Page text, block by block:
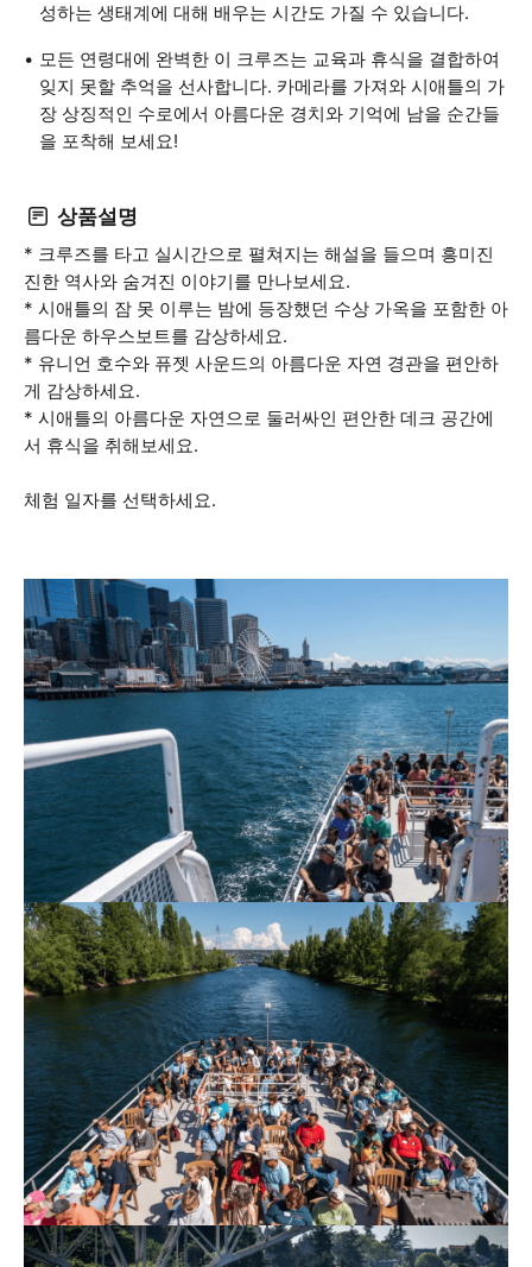
성하는 생태계에 대해 배우는 시간도 가질 수 있습니다.
모든 연령대에 완벽한 이 크루즈는 교육과 휴식을 결합하여
잊지 못할 추억을 선사합니다. 카메라를 가져와 시애틀의 가
장 상징적인 수로에서 아름다운 경치와 기억에 남을 순간들
을 포착해 보세요!
상품설명
* 크루즈를 타고 실시간으로 펼쳐지는 해설을 들으며 흥미진
진한 역사와 숨겨진 이야기를 만나보세요.
* 시애틀의 잠 못 이루는 밤에 등장했던 수상 가옥을 포함한 아
름다운 하우스보트를 감상하세요.
* 유니언 호수와 퓨젯 사운드의 아름다운 자연 경관을 편안하
게 감상하세요.
* 시애틀의 아름다운 자연으로 둘러싸인 편안한 데크 공간에
서 휴식을 취해보세요.
체험 일자를 선택하세요.